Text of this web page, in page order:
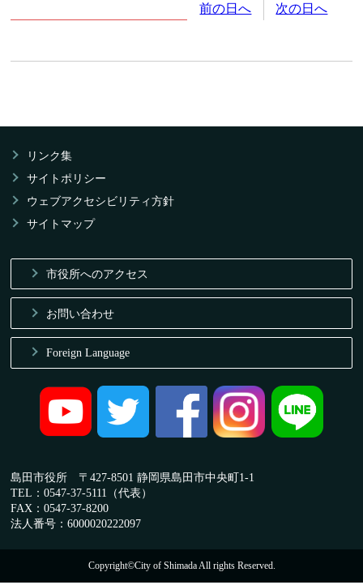
前の日へ 次の日へ
リンク集
サイトポリシー
ウェブアクセシビリティ方針
サイトマップ
市役所へのアクセス
お問い合わせ
Foreign Language
島田市役所 〒427-8501 静岡県島田市中央町1-1
TEL：0547-37-5111（代表）
FAX：0547-37-8200
法人番号：6000020222097
Copyright©City of Shimada All rights Reserved.